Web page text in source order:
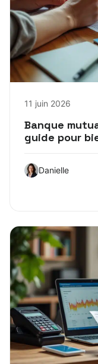
11 juin 2026
Banque
guide pour
Danielle